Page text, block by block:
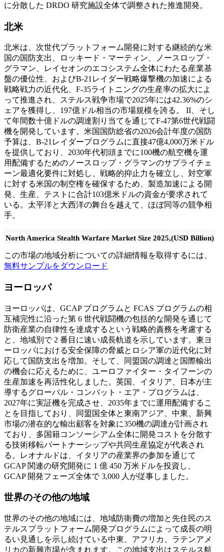
に分散した DRDO 研究施設全体で調整された推進開発。
北米
北米は、次世代プラットフォーム開発に対する継続的な米
国の国防支出、ロッキード・マーティン、ノースロップ・
グラマン、レイセオンのエコシステム全体にわたる産業基
盤の優位性、およびB-21レイダー戦略爆撃機の加速による
戦略戦力の近代化、F-35ライトニングの生産率の拡大によ
って推進され、ステルス戦争市場で2025年には42.36%のシ
ェアを獲得し、197億ドル相当の市場規模を誇る。 II、そし
て年間数十億ドルの調達割り当てを通じてF-47第6世代戦闘
機を開発しています。米国国防総省の2026会計年度の国防
予算は、B-21レイダープログラムに直接47億4,000万米ドル
を提供しており、2030年代初頭までに100機の航空機を運
用配備するためのノースロップ・グラマンのサプライチェ
ーン最適化要件に対処し、戦略的抑止力を確立し、対空軍
に対する米国の制空権を確保するため、製造加速による開
発、生産、テストに合計103億米ドルの資金が要求されて
いる。太平洋と大西洋の舞台を越えて、ほぼ同等の競争相
手。
North America Stealth Warfare Market Size 2025,(USD Billion)
この市場の地域分析についての詳細情報を取得するには、
無料サンプルをダウンロード
ヨーロッパ
ヨーロッパは、GCAP プログラムと FCAS プログラムの相
互補完性に沿った第 6 世代戦闘機の包括的な開発を通じて
防衛産業の自律性を達成するという戦略的責務を考慮する
と、地域別で 2 番目に速い成長軌道を示しています。東ヨ
ーロッパにおける安全保障の脅威とロシア軍の近代化に対
応して国防支出を増加。そして、同盟国の調達と国際輸出
の機会に応えるために、ユーロファイター・タイフーンの
生産加速を再活性化しました。英国、イタリア、日本が主
導するグローバル・コンバット・エア・プログラムは、
2027年に実証機を完成させ、2035年までに運用配備するこ
とを目指しており、同盟国全体と東南アジア、中東、新興
市場の潜在的な輸出顧客を対象に350機の調達が計画され
ており、多国籍コンソーシアム全体に開発コストを分散す
る技術移転パートナーシップや共同生産協定が代表され
る。レオナルドは、イタリアの産業界の参加を通じて
GCAP 関連の研究開発に 1 億 450 万米ドルを投資し、
GCAP 開発フェーズ全体で 3,000 人が従事しました。
世界のその他の地域
世界のその他の地域には、地域防衛費の増加と先住民のス
テルスプラットフォーム開発プログラムによって成長の明
るい見通しを示し続けている中東、アフリカ、ラテンアメ
リカの新興市場が含まれます。この地域支出はステルス航